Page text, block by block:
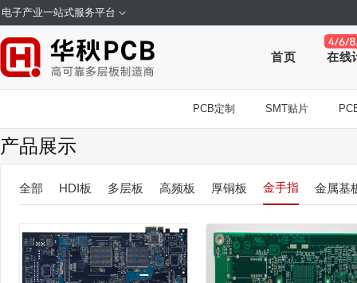
电子产业一站式服务平台
首页 在线
PCB定制 SMT贴片
产品展示
全部 HDI板 多层板 高频板 厚铜板 金手指 金属基